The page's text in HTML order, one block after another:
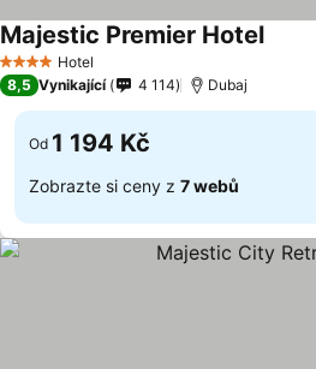
4 Počet hvězdiček
Hotel
Majestic Premier Hotel
8,5 Vynikající 4 114 Dubaj
Od 1 194 Kč
Zobrazte si ceny z 7 webů